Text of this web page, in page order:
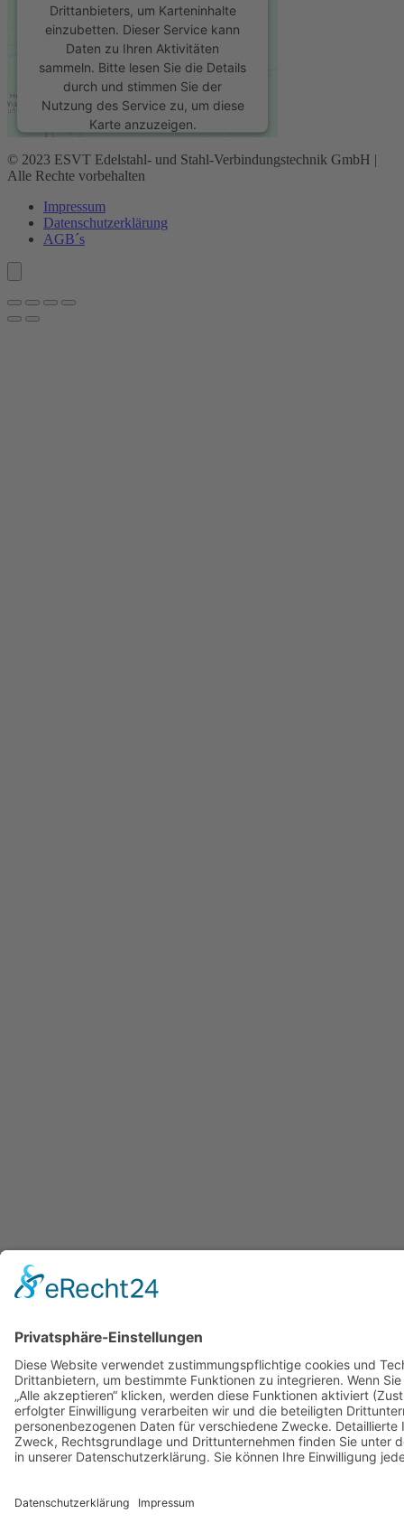
Drittanbieters, um Karteninhalte
einzubetten. Dieser Service kann
Daten zu Ihren Aktivitäten
sammeln. Bitte lesen Sie die Details
durch und stimmen Sie der
Nutzung des Service zu, um diese
Karte anzuzeigen.
Mehr Informationen
Akzeptieren
powered by
© 2023 ESVT Edelstahl- und Stahl-Verbindungstechnik GmbH |
Alle Rechte vorbehalten
Impressum
Datenschutz­erklärung
AGB´s